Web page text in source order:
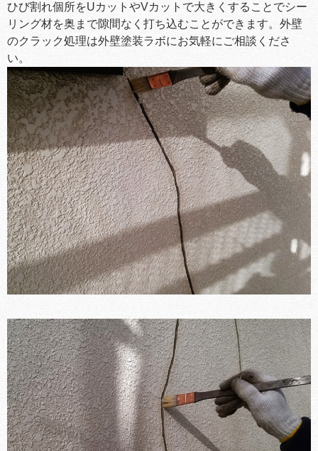
ひび割れ個所をUカットやVカットで大きくすることでシー
リング材を奥まで隙間なく打ち込むことができます。外壁
のクラック処理は外壁塗装ラボにお気軽にご相談くださ
い。